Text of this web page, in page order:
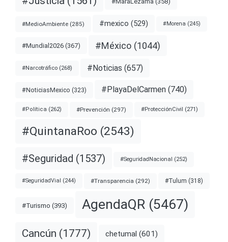
#MedioAmbiente (285) #mexico (529) #Morena (245)
#Mundial2026 (367) #México (1044)
#Narcotráfico (268) #Noticias (657)
#NoticiasMexico (323) #PlayaDelCarmen (740)
#Política (262) #Prevención (297) #ProtecciónCivil (271)
#QuintanaRoo (2543)
#Seguridad (1537) #SeguridadNacional (252)
#SeguridadVial (244) #Transparencia (292) #Tulum (318)
#Turismo (393) AgendaQR (5467)
Cancún (1777) chetumal (601)